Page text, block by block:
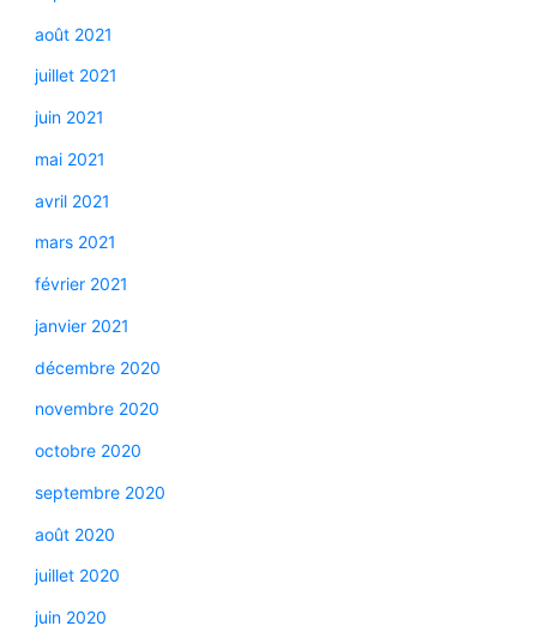
août 2021
juillet 2021
juin 2021
mai 2021
avril 2021
mars 2021
février 2021
janvier 2021
décembre 2020
novembre 2020
octobre 2020
septembre 2020
août 2020
juillet 2020
juin 2020